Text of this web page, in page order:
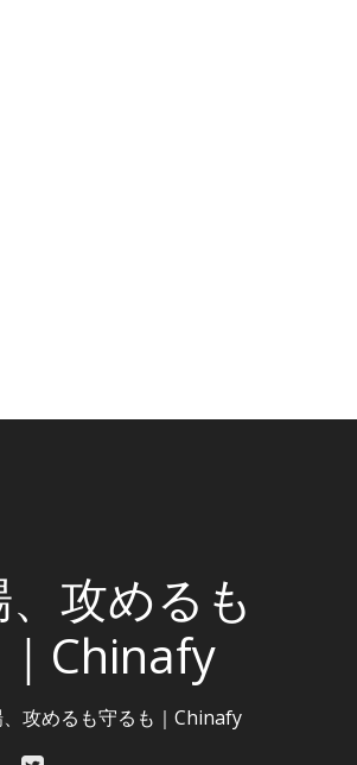
攻めるも
Chinafy
攻めるも守るも｜Chinafy